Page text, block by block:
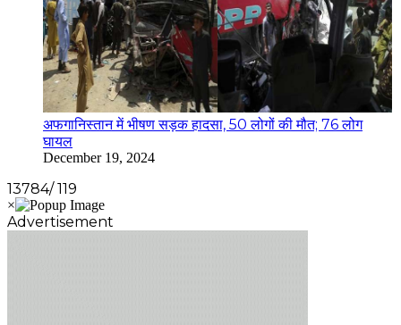
अफगानिस्तान में भीषण सड़क हादसा, 50 लोगों की मौत; 76 लोग
घायल
December 19, 2024
13784/ 119
Advertisement